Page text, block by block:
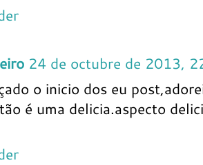
24 de octubre de 2013,
o inicio dos eu
é uma delicia.aspecto